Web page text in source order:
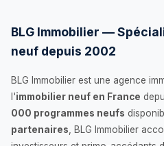
BLG Immobilier —
neuf depuis 2002
BLG Immobilier est une agence
l'immobilier neuf en France
000 programmes neufs
partenaires , BLG Immobilier